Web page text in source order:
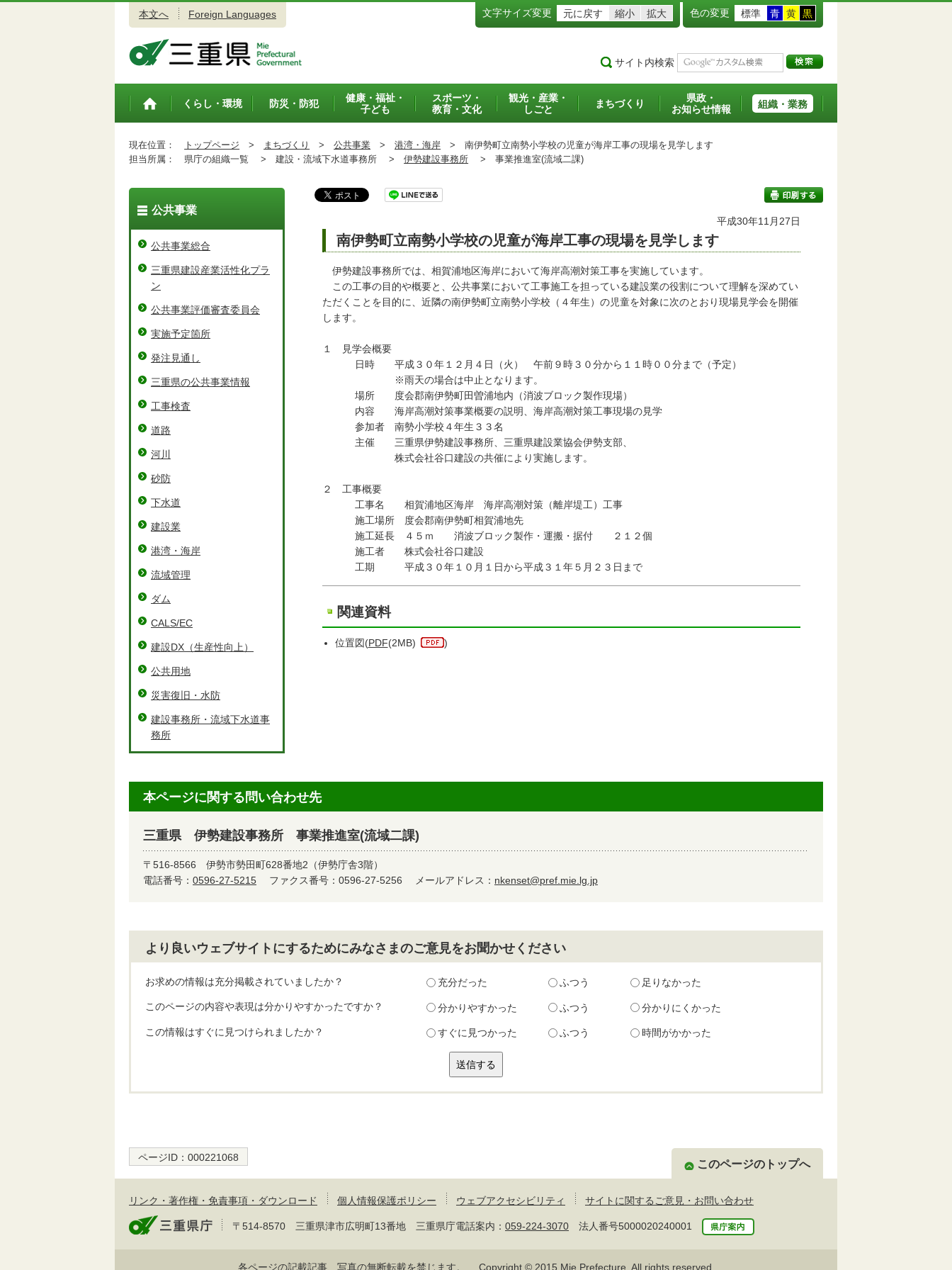
本文へ Foreign Languages 文字サイズ変更 元に戻す 縮小 拡大 色の変更 標準 青 黄 黒
サイト内検索
トップペ
くらし・環境 防災・防犯
健康・福祉・
子ども
スポーツ・
教育・文化
観光・産業・
しごと
まちづくり
県政・
お知らせ情報
組織・業務
現在位置： トップページ > まちづくり > 公共事業 > 港湾・海岸 > 南伊勢町立南勢小学校の児童が海岸工事の現場を見学します
担当所属：
県庁の組織一覧 > 建設・流域下水道事務所 > 伊勢建設事務所 > 事業推進室(流域二課)
印刷する
平成30年11月27日
南伊勢町立南勢小学校の児童が海岸工事の現場を見学します
伊勢建設事務所では、相賀浦地区海岸において海岸高潮対策工事を実施しています。
この工事の目的や概要と、公共事業において工事施工を担っている建設業の役割について理解を深めてい
ただくことを目的に、近隣の南伊勢町立南勢小学校（４年生）の児童を対象に次のとおり現場見学会を開催
します。
１ 見学会概要
日時 平成３０年１２月４日（火） 午前９時３０分から１１時００分まで（予定）
※雨天の場合は中止となります。
場所 度会郡南伊勢町田曽浦地内（消波ブロック製作現場）
内容 海岸高潮対策事業概要の説明、海岸高潮対策工事現場の見学
参加者 南勢小学校４年生３３名
主催 三重県伊勢建設事務所、三重県建設業協会伊勢支部、
株式会社谷口建設の共催により実施します。
２ 工事概要
工事名 相賀浦地区海岸 海岸高潮対策（離岸堤工）工事
施工場所 度会郡南伊勢町相賀浦地先
施工延長 ４５ｍ 消波ブロック製作・運搬・据付 ２１２個
施工者 株式会社谷口建設
工期 平成３０年１０月１日から平成３１年５月２３日まで
関連資料
位置図(PDF(2MB) )
公共事業
公共事業総合
三重県建設産業活性化プラ
ン
公共事業評価審査委員会
実施予定箇所
発注見通し
三重県の公共事業情報
工事検査
道路
河川
砂防
下水道
建設業
港湾・海岸
流域管理
ダム
CALS/EC
建設DX（⽣産性向上）
公共用地
災害復旧・水防
建設事務所・流域下水道事
務所
本ページに関する問い合わせ先
三重県 伊勢建設事務所 事業推進室(流域二課)
〒516-8566 伊勢市勢田町628番地2（伊勢庁舎3階）
電話番号： 0596-27-5215 ファクス番号：0596-27-5256 メールアドレス： nkenset@pref.mie.lg.jp
より良いウェブサイトにするためにみなさまのご意見をお聞かせください
お求めの情報は充分掲載されていましたか？ 充分だった ふつう 足りなかった
このページの内容や表現は分かりやすかったですか？ 分かりやすかった ふつう 分かりにくかった
この情報はすぐに見つけられましたか？ すぐに見つかった ふつう 時間がかかった
ページID： 000221068
このページのトップへ
リンク・著作権・免責事項・ダウンロード 個人情報保護ポリシー ウェブアクセシビリティ サイトに関するご意見・お問い合わせ
〒514-8570 三重県津市広明町13番地 三重県庁電話案内： 059-224-3070 法人番号5000020240001
各ページの記載記事、写真の無断転載を禁じます。 Copyright © 2015 Mie Prefecture, All rights reserved.